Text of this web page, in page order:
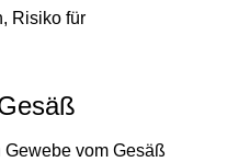
Risiko für
Gewebe vom Gesäß